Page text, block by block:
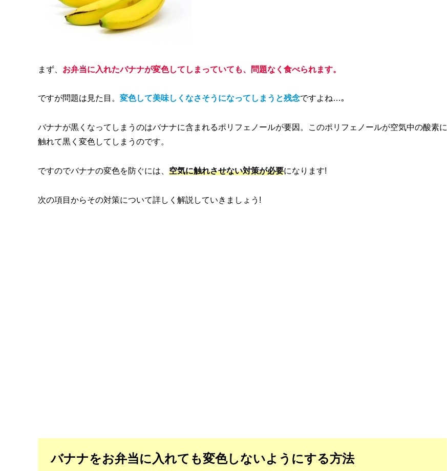
まず、 お弁当に入れたバナナが変色してしまっていても、問題なく食べられます。
ですが問題は見た目。 変色して美味しくなさそうになってしまうと残念ですよね…｡
バナナが黒くなってしまうのはバナナに含まれるポリフェノールが要因。このポリフェノールが空気中の酸素に
触れて黒く変色してしまうのです。
ですのでバナナの変色を防ぐには、 空気に触れさせない対策が必要になります!
次の項目からその対策について詳しく解説していきましょう!
バナナをお弁当に入れても変色しないようにする方法